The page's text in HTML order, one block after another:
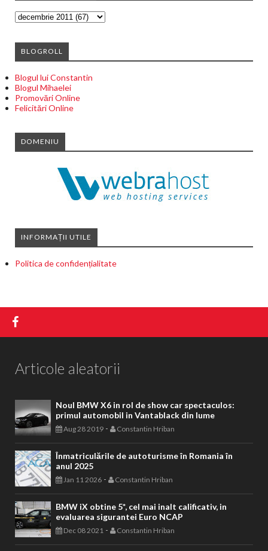
BLOGROLL
Blogul lui Constantin
Blogul Mihaelei
Promovări Online
Felicitări Online
DOMENIU
INFORMAȚII UTILE
Politica de confidențialitate
Articole aleatorii
Noul BMW X6 in rol de show car spectaculos:
primul automobil in Vantablack din lume
Aug 28 2019 - Constantin Hriban
Înmatriculările de autoturisme în Romania în
anul 2025
Jan 11 2026 - Constantin Hriban
BMW iX obtine 5*, cel mai inalt calificativ, in
evaluarea sigurantei Euro NCAP
Dec 08 2021 - Constantin Hriban